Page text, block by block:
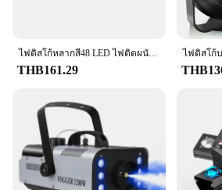
**Effortless Control and
With a focus on user-friendly
lights come with a variety of
settings, allowing you to create
design ensures that you can enjoy
performances without worrying
replacements or high energy
adaptable to various scenarios,
rhythms of a club to the expansive
concerts and festivals.
ไฟดิสโก้หลากสี48 LED ไฟติดผนังแบบหมุนได้ไฟแฟลชบาร์ KTV ร้านค้าสุทธิสีแดงไฟไฟตกแต่งเวที
THB161.29